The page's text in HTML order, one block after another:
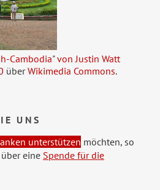
Cambodia"von Justin Watt
überWikimedia Commons.
UNS
unterstützen möchten, so
eine Spende für die